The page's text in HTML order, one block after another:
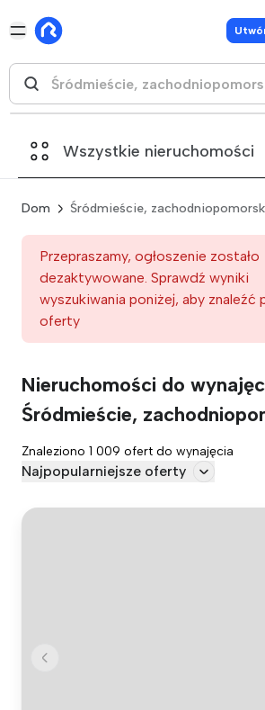
Wszystkie nieruchomości
Dom Śródmieście,
Przepraszamy, ogłoszenie zostało
dezaktywowane. Sprawdź wyniki
wyszukiwania poniżej, aby znaleźć
oferty
Nieruchomości do
Śródmieście,
Znaleziono 1 009 ofert do wynajęcia
Najpopularniejsze oferty